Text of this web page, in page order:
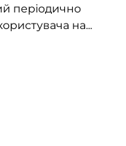
періодично
на...